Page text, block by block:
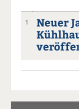
1
Neuer